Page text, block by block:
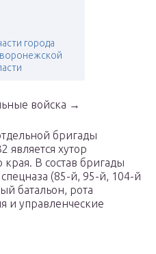
города
войска →
бригады
является хутор
В состав бригады
(85-й, 95-й, 104-й
батальон, рота
и управленческие